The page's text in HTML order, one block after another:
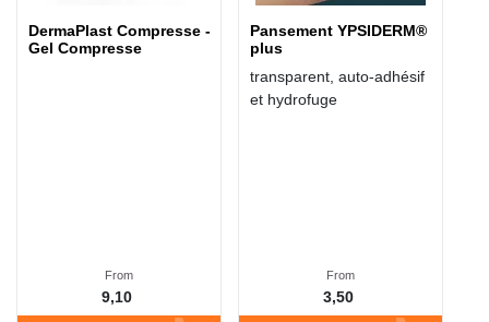
DermaPlast Compresse -
Gel Compresse
From
9,10
Pansement YPSIDERM®
plus
transparent, auto-adhésif
et hydrofuge
From
3,50